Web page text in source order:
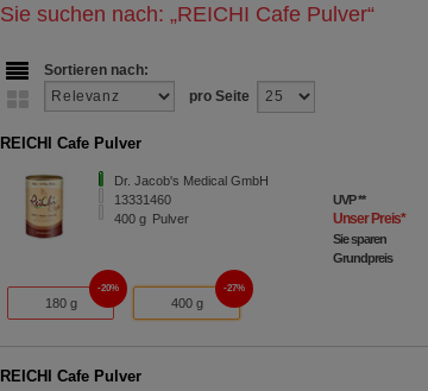
Sie suchen nach: „REICHI Cafe Pulver“
Sortieren nach:
pro Seite
REICHI Cafe Pulver
Dr. Jacob's Medical GmbH
13331460
400g Pulver
UVP**
Unser Preis*
Sie sparen
Grundpreis
180 g
20%
400 g
27%
REICHI Cafe Pulver